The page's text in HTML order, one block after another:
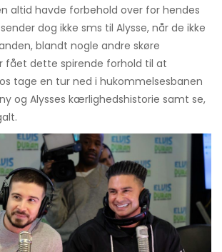
altid havde forbehold over for hendes
dog ikke sms til Alysse, når de ikke
blandt nogle andre skøre
fået dette spirende forhold til at
tage en tur ned i hukommelsesbanen
og Alysses kærlighedshistorie samt se,